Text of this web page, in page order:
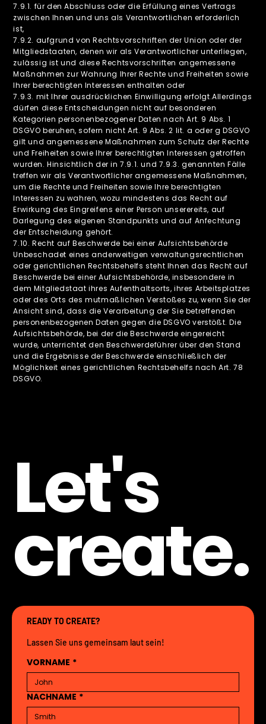
7.9.1. für den Abschluss oder die Erfüllung eines Vertrags
zwischen Ihnen und uns als Verantwortlichen erforderlich
ist,
7.9.2. aufgrund von Rechtsvorschriften der Union oder der
Mitgliedstaaten, denen wir als Verantwortlicher unterliegen,
zulässig ist und diese Rechtsvorschriften angemessene
Maßnahmen zur Wahrung Ihrer Rechte und Freiheiten sowie
Ihrer berechtigten Interessen enthalten oder
7.9.3. mit Ihrer ausdrücklichen Einwilligung erfolgt.Allerdings
dürfen diese Entscheidungen nicht auf besonderen
Kategorien personenbezogener Daten nach Art. 9 Abs. 1
DSGVO beruhen, sofern nicht Art. 9 Abs. 2 lit. a oder g DSGVO
gilt und angemessene Maßnahmen zum Schutz der Rechte
und Freiheiten sowie Ihrer berechtigten Interessen getroffen
wurden. Hinsichtlich der in 7.9.1. und 7.9.3. genannten Fälle
treffen wir als Verantwortlicher angemessene Maßnahmen,
um die Rechte und Freiheiten sowie Ihre berechtigten
Interessen zu wahren, wozu mindestens das Recht auf
Erwirkung des Eingreifens einer Person unserereits, auf
Darlegung des eigenen Standpunkts und auf Anfechtung
der Entscheidung gehört.
‍7.10. Recht auf Beschwerde bei einer Aufsichtsbehörde
Unbeschadet eines anderweitigen verwaltungsrechtlichen
oder gerichtlichen Rechtsbehelfs steht Ihnen das Recht auf
Beschwerde bei einer Aufsichtsbehörde, insbesondere in
dem Mitgliedstaat ihres Aufenthaltsorts, ihres Arbeitsplatzes
oder des Orts des mutmaßlichen Verstoßes zu, wenn Sie der
Ansicht sind, dass die Verarbeitung der Sie betreffenden
personenbezogenen Daten gegen die DSGVO verstößt. Die
Aufsichtsbehörde, bei der die Beschwerde eingereicht
wurde, unterrichtet den Beschwerdeführer über den Stand
und die Ergebnisse der Beschwerde einschließlich der
Möglichkeit eines gerichtlichen Rechtsbehelfs nach Art. 78
DSGVO.
Let's
create.
READY TO CREATE?
Lassen Sie uns gemeinsam laut sein!
VORNAME *
NACHNAME *